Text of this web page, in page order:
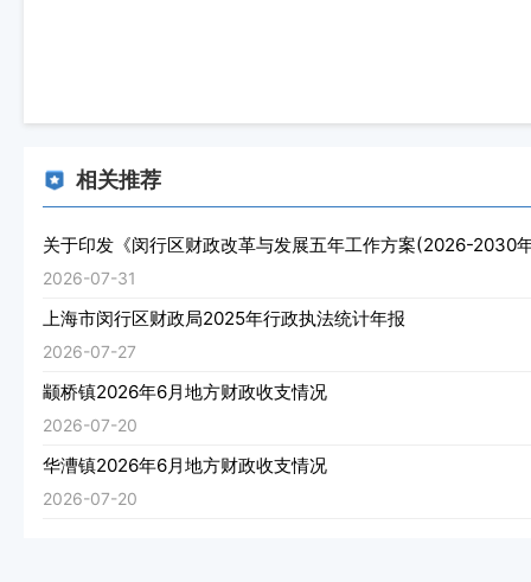
相关推荐
关于印发《闵行区财政改革与发展五年工作方案(2026-2030
2026-07-31
上海市闵行区财政局2025年行政执法统计年报
2026-07-27
颛桥镇2026年6月地方财政收支情况
2026-07-20
华漕镇2026年6月地方财政收支情况
2026-07-20